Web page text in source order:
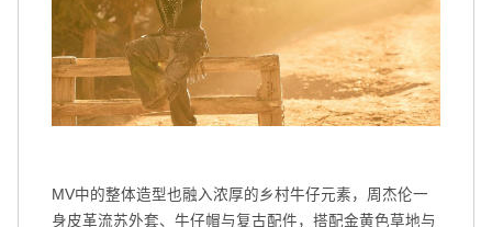
MV中的整体造型也融入浓厚的乡村牛仔元素，周杰伦一
身皮革流苏外套、牛仔帽与复古配件，搭配金黄色草地与